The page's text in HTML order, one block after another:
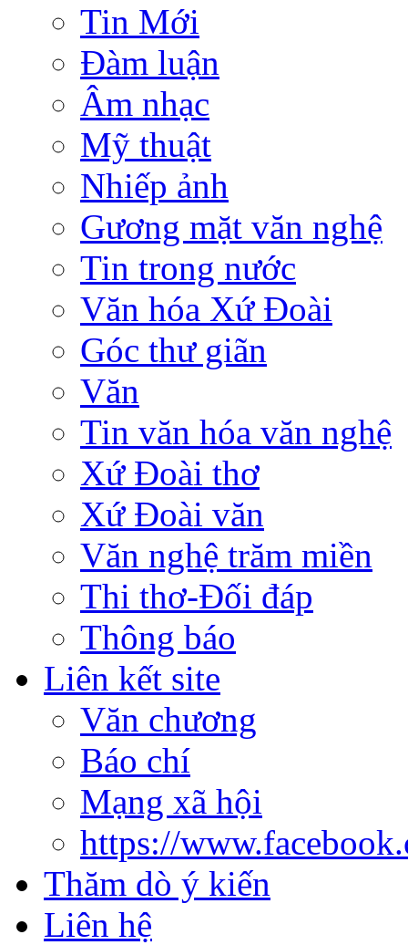
Tin Mới
Đàm luận
Âm nhạc
Mỹ thuật
Nhiếp ảnh
Gương mặt văn nghệ
Tin trong nước
Văn hóa Xứ Đoài
Góc thư giãn
Văn
Tin văn hóa văn nghệ
Xứ Đoài thơ
Xứ Đoài văn
Văn nghệ trăm miền
Thi thơ-Đối đáp
Thông báo
Liên kết site
Văn chương
Báo chí
Mạng xã hội
https://
Thăm dò ý kiến
Liên hệ